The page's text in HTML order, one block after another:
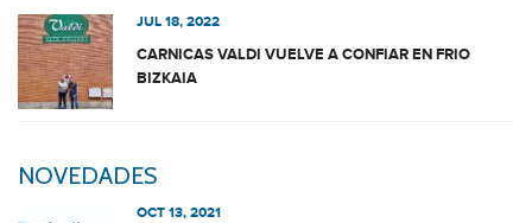
JUL 18, 2022
CARNICAS VALDI VUELVE A CONFIAR EN FRIO
BIZKAIA
NOVEDADES
OCT 13, 2021